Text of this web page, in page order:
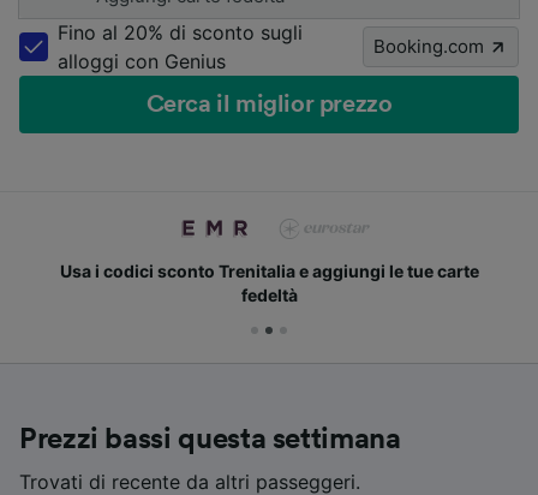
Fino al 20% di sconto sugli
alloggi con Genius
Booking.com
Cerca il miglior prezzo
Usa i codici sconto Trenitalia e aggiungi le tue carte
fedeltà
Prezzi bassi questa settimana
Trovati di recente da altri passeggeri.